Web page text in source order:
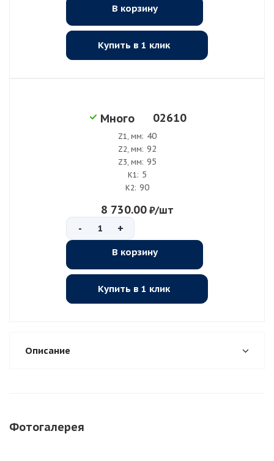
В корзину
Купить в 1 клик
Много 02610
Z1, мм: 40
Z2, мм: 92
Z3, мм: 95
K1: 5
K2: 90
8 730.00₽/шт
-
+
В корзину
Купить в 1 клик
Описание
Фотогалерея